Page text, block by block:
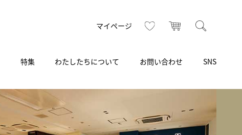
マイページ お気に入りカート
AMIDA
ヴィンテージブランド
特集 わたしたちについて お問い合わせ SNS
INSTAGRAM